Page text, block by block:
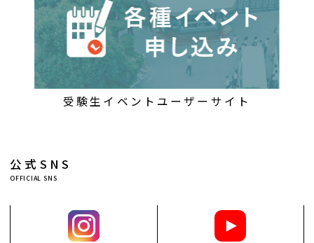
受験生イベントユーザーサイト
公式SNS
OFFICIAL SNS